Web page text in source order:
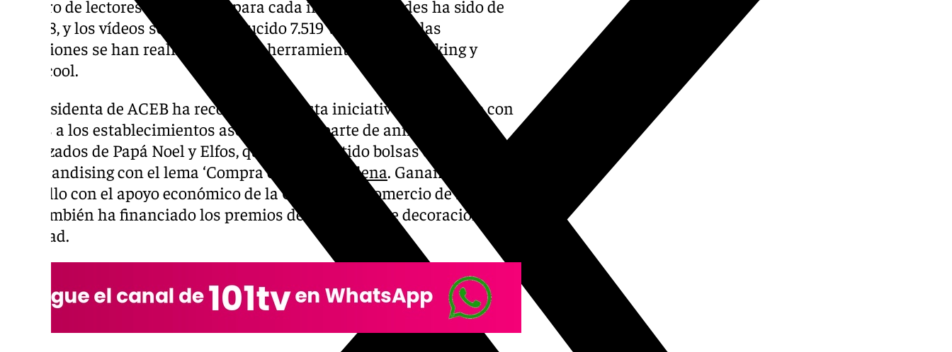
número de lectores potenciales para cada impacto en redes ha sido de
110.548, y los vídeos se han reproducido 7.519 veces. Todas las
mediciones se han realizado con las herramientas Hashtracking y
Metricool.
La presidenta de ACEB ha recordado que esta iniciativa ha contado con
visitas a los establecimientos asociados por parte de animadores
disfrazados de Papá Noel y Elfos, que han repartido bolsas de
merchandising con el lema ‘Compra en
Benalmádena. Ganamos Todos’,
todo ello con el apoyo económico de la Cámara de Comercio de Málaga,
que también ha financiado los premios del concurso de decoración de
Navidad.